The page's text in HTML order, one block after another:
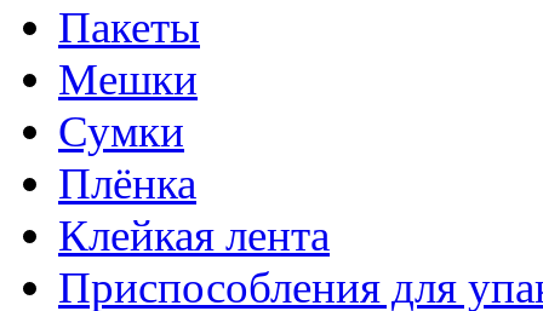
Пакеты
Мешки
Сумки
Плёнка
Клейкая лента
Приспособления для